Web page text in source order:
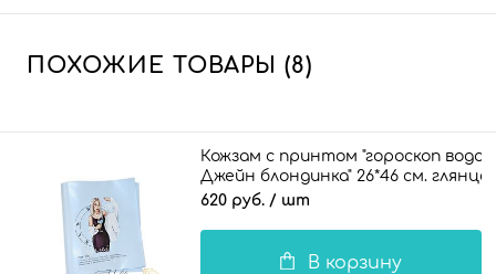
ПОХОЖИЕ ТОВАРЫ (8)
Кожзам с принтом "гороскоп
Джейн блондинка" 26*46 см.
голу
620 руб. / шт
В корзину